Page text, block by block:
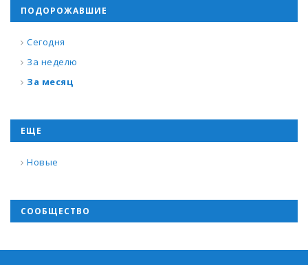
ПОДОРОЖАВШИЕ
Сегодня
За неделю
За месяц
ЕЩЕ
Новые
СООБЩЕСТВО